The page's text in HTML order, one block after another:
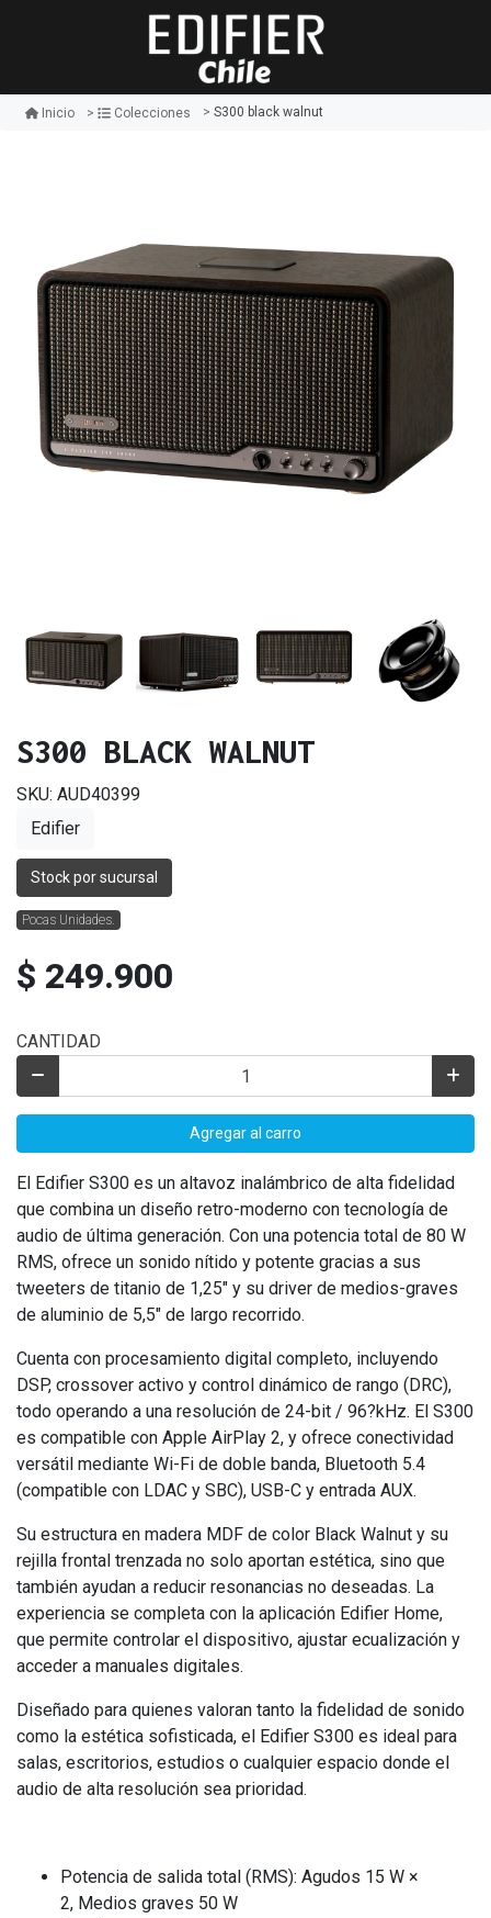
Inicio Colecciones S300 black walnut
S300 BLACK WALNUT
SKU: AUD40399
Edifier
Stock por sucursal
Pocas Unidades.
$ 249.900
CANTIDAD
Agregar al carro
El Edifier S300 es un altavoz inalámbrico de alta fidelidad
que combina un diseño retro-moderno con tecnología de
audio de última generación. Con una potencia total de 80 W
RMS, ofrece un sonido nítido y potente gracias a sus
tweeters de titanio de 1,25" y su driver de medios-graves
de aluminio de 5,5" de largo recorrido.
Cuenta con procesamiento digital completo, incluyendo
DSP, crossover activo y control dinámico de rango (DRC),
todo operando a una resolución de 24-bit / 96?kHz. El S300
es compatible con Apple AirPlay 2, y ofrece conectividad
versátil mediante Wi-Fi de doble banda, Bluetooth 5.4
(compatible con LDAC y SBC), USB-C y entrada AUX.
Su estructura en madera MDF de color Black Walnut y su
rejilla frontal trenzada no solo aportan estética, sino que
también ayudan a reducir resonancias no deseadas. La
experiencia se completa con la aplicación Edifier Home,
que permite controlar el dispositivo, ajustar ecualización y
acceder a manuales digitales.
Diseñado para quienes valoran tanto la fidelidad de sonido
como la estética sofisticada, el Edifier S300 es ideal para
salas, escritorios, estudios o cualquier espacio donde el
audio de alta resolución sea prioridad.
Potencia de salida total (RMS): Agudos 15 W ×
2, Medios graves 50 W